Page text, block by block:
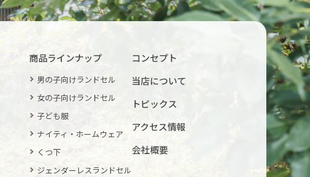
商品ラインナップ
男の子向けランドセル
女の子向けランドセル
子ども服
ナイティ・ホームウェア
くつ下
ジェンダーレスランドセル
コンセプト
当店について
トピックス
アクセス情報
会社概要